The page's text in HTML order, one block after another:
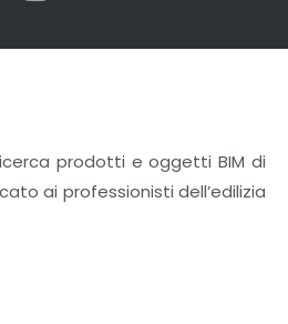
prodotti e oggetti BIM di
ai professionisti dell’edilizia